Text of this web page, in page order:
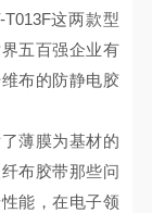
这两款型
五百强企业有
布的防静电胶
薄膜为基材的
布胶带那些问
能，在电子领